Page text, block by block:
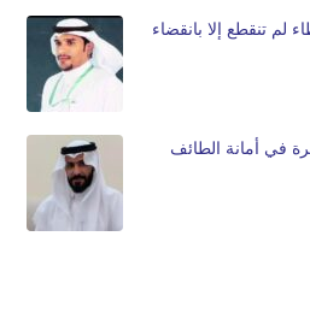
تنقطع إلا بانقضاء
في أمانة الطائف